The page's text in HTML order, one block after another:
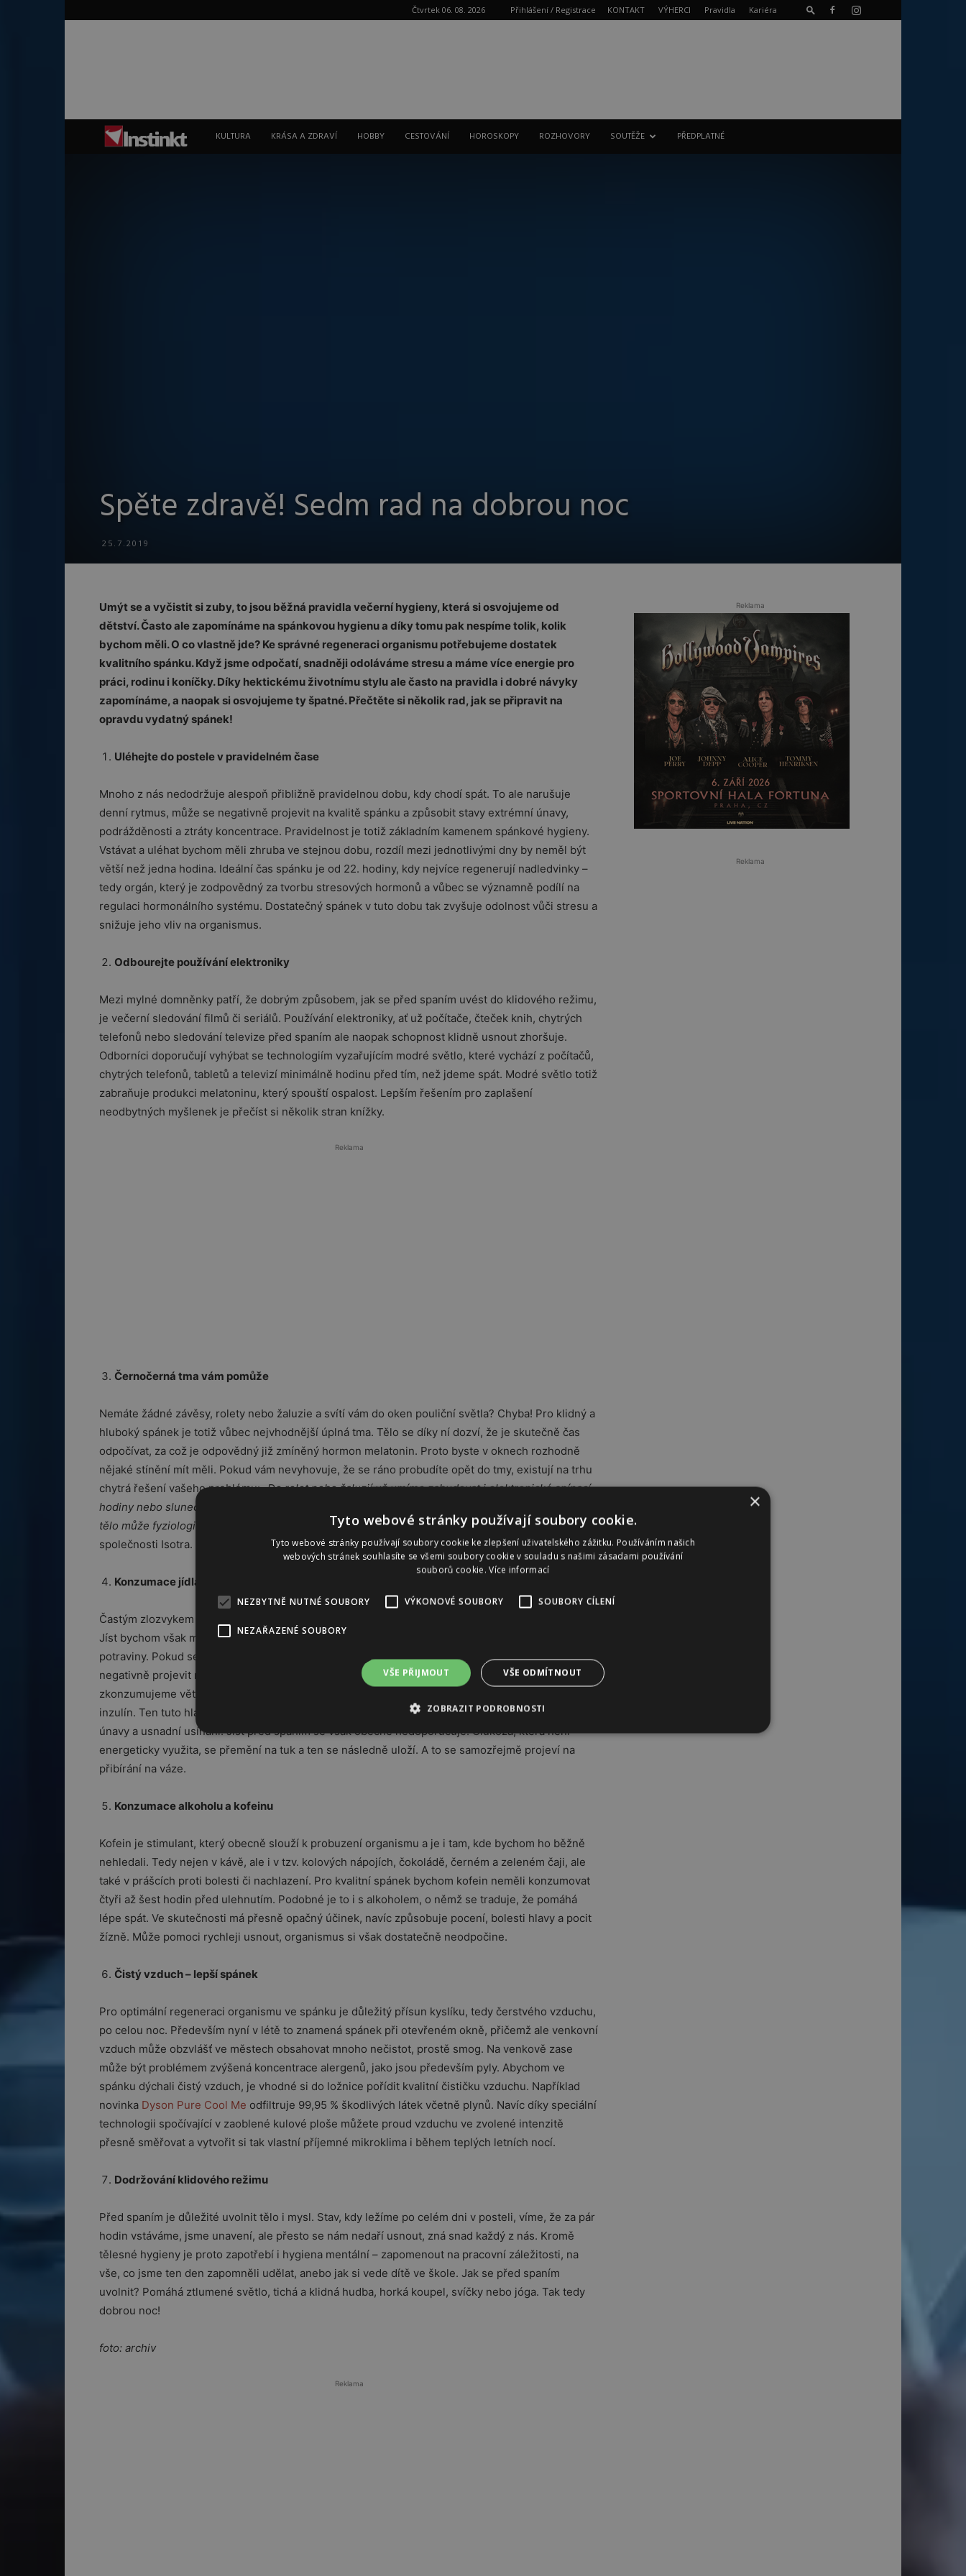
Čtvrtek 06. 08. 2026 Přihlášení / Registrace KONTAKT VÝHERCI Pravidla Kariéra
Instinkt
KULTURA KRÁSA A ZDRAVÍ HOBBY CESTOVÁNÍ HOROSKOPY ROZHOVORY SOUTĚŽE PŘEDPLATNÉ
Spěte zdravě! Sedm rad na dobrou noc
25.7.2019
Umýt se a vyčistit si zuby, to jsou běžná pravidla večerní hygieny, která si osvojujeme od
dětství. Často ale zapomínáme na spánkovou hygienu a díky tomu pak nespíme tolik, kolik
bychom měli. O co vlastně jde? Ke správné regeneraci organismu potřebujeme dostatek
kvalitního spánku. Když jsme odpočatí, snadněji odoláváme stresu a máme více energie pro
práci, rodinu i koníčky. Díky hektickému životnímu stylu ale často na pravidla i dobré návyky
zapomínáme, a naopak si osvojujeme ty špatné. Přečtěte si několik rad, jak se připravit na
opravdu vydatný spánek!
Uléhejte do postele v pravidelném čase
Mnoho z nás nedodržuje alespoň přibližně pravidelnou dobu, kdy chodí spát. To ale narušuje
denní rytmus, může se negativně projevit na kvalitě spánku a způsobit stavy extrémní únavy,
podrážděnosti a ztráty koncentrace. Pravidelnost je totiž základním kamenem spánkové hygieny.
Vstávat a uléhat bychom měli zhruba ve stejnou dobu, rozdíl mezi jednotlivými dny by neměl být
větší než jedna hodina. Ideální čas spánku je od 22. hodiny, kdy nejvíce regenerují nadledvinky –
tedy orgán, který je zodpovědný za tvorbu stresových hormonů a vůbec se významně podílí na
regulaci hormonálního systému. Dostatečný spánek v tuto dobu tak zvyšuje odolnost vůči stresu a
snižuje jeho vliv na organismus.
Odbourejte používání elektroniky
Mezi mylné domněnky patří, že dobrým způsobem, jak se před spaním uvést do klidového režimu,
je večerní sledování filmů či seriálů. Používání elektroniky, ať už počítače, čteček knih, chytrých
telefonů nebo sledování televize před spaním ale naopak schopnost klidně usnout zhoršuje.
Odborníci doporučují vyhýbat se technologiím vyzařujícím modré světlo, které vychází z počítačů,
chytrých telefonů, tabletů a televizí minimálně hodinu před tím, než jdeme spát. Modré světlo totiž
zabraňuje produkci melatoninu, který spouští ospalost. Lepším řešením pro zaplašení
neodbytných myšlenek je přečíst si několik stran knížky.
Reklama
Černočerná tma vám pomůže
Nemáte žádné závěsy, rolety nebo žaluzie a svítí vám do oken pouliční světla? Chyba! Pro klidný a
hluboký spánek je totiž vůbec nejvhodnější úplná tma. Tělo se díky ní dozví, že je skutečně čas
odpočívat, za což je odpovědný již zmíněný hormon melatonin. Proto byste v oknech rozhodně
nějaké stínění mít měli. Pokud vám nevyhovuje, že se ráno probudíte opět do tmy, existují na trhu
chytrá řešení vašeho problému: „Do rolet nebo žaluzií už umíme zabudovat i elektronické spínací
hodiny nebo sluneční čidlo. V určitou dobu se pak stínění podle denní doby otevře, takže se vaše
tělo může fyziologicky probudit,“
vysvětluje Jan Žižlavský, odborník na stínění z opavské
společnosti Isotra.
Konzumace jídla těsně před spaním
Častým zlozvykem je mít večerní odpočinek spojený s dobou, kdy se lze „konečně v klidu najíst“.
Jíst bychom však měli nejpozději jednu až dvě hodiny před spaním, a také pečlivě vybírat
potraviny. Pokud se najíme na noc, udržujeme v chodu trávicí trakt včetně jater, což se může
negativně projevit na regeneraci. Usnout po jídle sice může být snazší, protože pokud
zkonzumujeme větší množství sacharidů, vzroste hladina glukózy v krvi a organismus vyplaví
inzulín. Ten tuto hladinu sníží obvykle na hodnotu nižší, než byla předtím, což se projeví pocitem
únavy a usnadní usínání. Jíst před spaním se však obecně nedoporučuje. Glukóza, která není
energeticky využita, se přemění na tuk a ten se následně uloží. A to se samozřejmě projeví na
přibírání na váze.
Konzumace alkoholu a kofeinu
Kofein je stimulant, který obecně slouží k probuzení organismu a je i tam, kde bychom ho běžně
nehledali. Tedy nejen v kávě, ale i v tzv. kolových nápojích, čokoládě, černém a zeleném čaji, ale
také v prášcích proti bolesti či nachlazení. Pro kvalitní spánek bychom kofein neměli konzumovat
čtyři až šest hodin před ulehnutím. Podobné je to i s alkoholem, o němž se traduje, že pomáhá
lépe spát. Ve skutečnosti má přesně opačný účinek, navíc způsobuje pocení, bolesti hlavy a pocit
žízně. Může pomoci rychleji usnout, organismus si však dostatečně neodpočine.
Čistý vzduch – lepší spánek
Pro optimální regeneraci organismu ve spánku je důležitý přísun kyslíku, tedy čerstvého vzduchu,
po celou noc. Především nyní v létě to znamená spánek při otevřeném okně, přičemž ale venkovní
vzduch může obzvlášť ve městech obsahovat mnoho nečistot, prostě smog. Na venkově zase
může být problémem zvýšená koncentrace alergenů, jako jsou především pyly. Abychom ve
spánku dýchali čistý vzduch, je vhodné si do ložnice pořídit kvalitní čističku vzduchu. Například
novinka Dyson Pure Cool Me odfiltruje 99,95 % škodlivých látek včetně plynů. Navíc díky speciální
technologii spočívající v zaoblené kulové ploše můžete proud vzduchu ve zvolené intenzitě
přesně směřovat a vytvořit si tak vlastní příjemné mikroklima i během teplých letních nocí.
Dodržování klidového režimu
Před spaním je důležité uvolnit tělo i mysl. Stav, kdy ležíme po celém dni v posteli, víme, že za pár
hodin vstáváme, jsme unavení, ale přesto se nám nedaří usnout, zná snad každý z nás. Kromě
tělesné hygieny je proto zapotřebí i hygiena mentální – zapomenout na pracovní záležitosti, na
vše, co jsme ten den zapomněli udělat, anebo jak si vede dítě ve škole. Jak se před spaním
uvolnit? Pomáhá ztlumené světlo, tichá a klidná hudba, horká koupel, svíčky nebo jóga. Tak tedy
dobrou noc!
foto: archiv
Reklama
Reklama
Reklama
×
Tyto webové stránky používají soubory cookie.
Tyto webové stránky používají soubory cookie ke zlepšení uživatelského zážitku. Používáním našich
webových stránek souhlasíte se všemi soubory cookie v souladu s našimi zásadami používání
souborů cookie.Více informací
NEZBYTNĚ NUTNÉ SOUBORY VÝKONOVÉ SOUBORY SOUBORY CÍLENÍ
NEZAŘAZENÉ SOUBORY
VŠE PŘIJMOUT VŠE ODMÍTNOUT
ZOBRAZIT PODROBNOSTI